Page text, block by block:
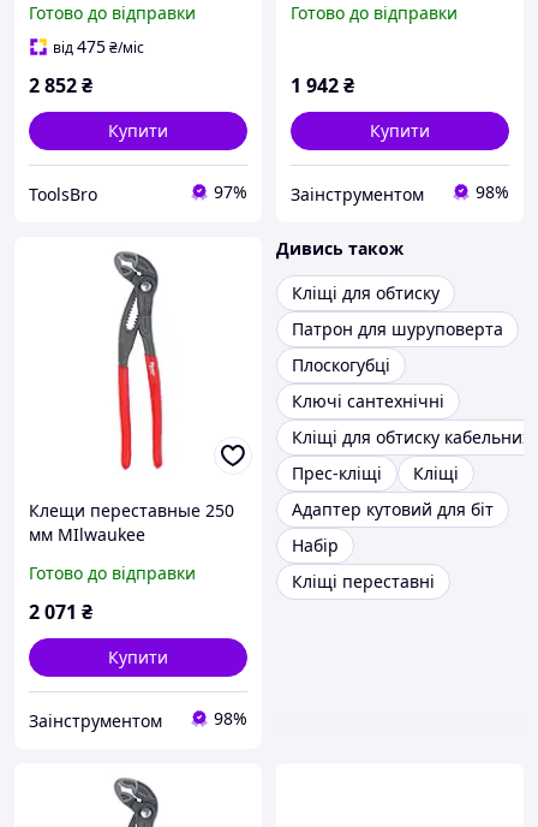
Готово до відправки
від475₴/міс
2 852₴
Купити
ToolsBro 97%
4932492458
Готово до відправки
1 942₴
Купити
Заінструментом 98%
Клещи переставные 250
мм MIlwaukee
4932492459
Готово до відправки
2 071 ₴
Купити
Заінструментом 98%
Дивись також
Кліщі для обтиску
Патрон для шуруповерта
Плоскогубці
Ключі сантехнічні
Кліщі для обтиску
Прес-кліщі
Кліщі
Адаптер кутовий для біт
Набір
Кліщі переставні